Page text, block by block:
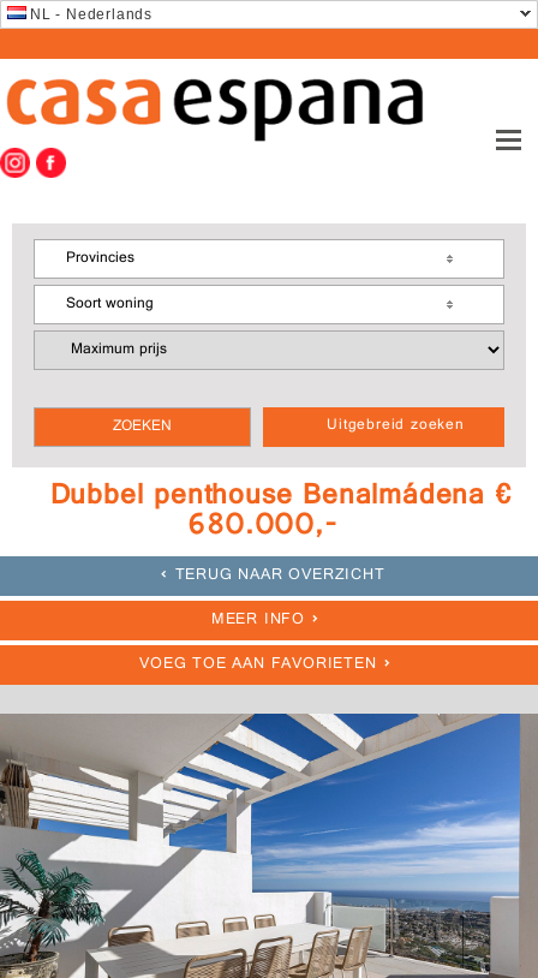
NL - Nederlands
Uitgebreid zoeken
Provincies
Soort woning
Dubbel penthouse Benalmádena €
680.000,-
TERUG NAAR OVERZICHT
MEER INFO
VOEG TOE AAN FAVORIETEN